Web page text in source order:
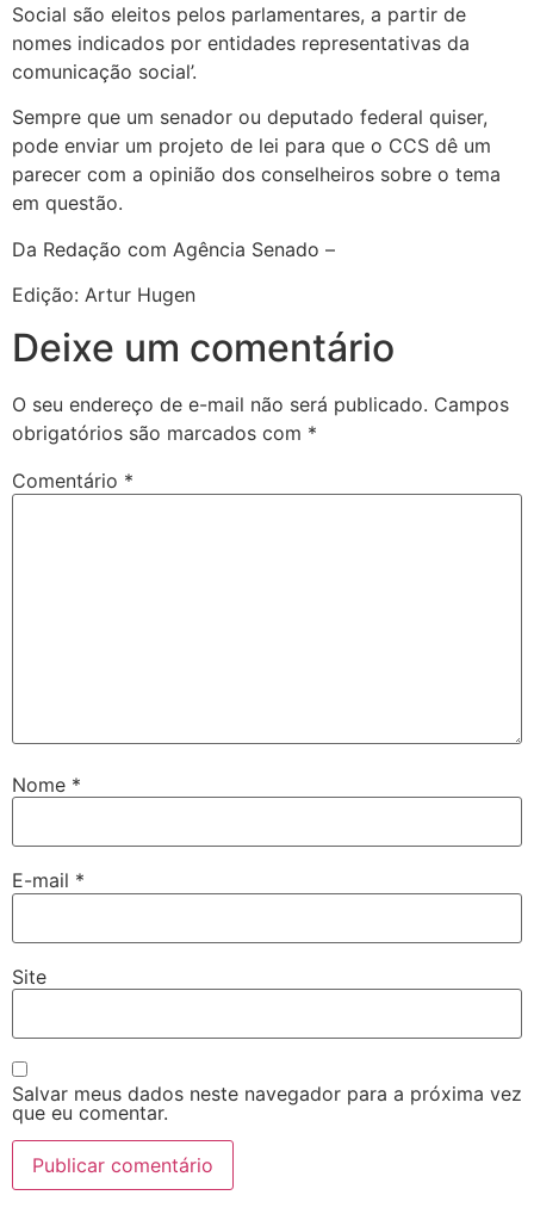
Social são eleitos pelos parlamentares, a partir de
nomes indicados por entidades representativas da
comunicação social’.
Sempre que um senador ou deputado federal quiser,
pode enviar um projeto de lei para que o CCS dê um
parecer com a opinião dos conselheiros sobre o tema
em questão.
Da Redação com Agência Senado –
Edição: Artur Hugen
Deixe um comentário
O seu endereço de e-mail não será publicado. Campos
obrigatórios são marcados com *
Comentário *
Nome *
E-mail *
Site
Salvar meus dados neste navegador para a próxima vez
que eu comentar.